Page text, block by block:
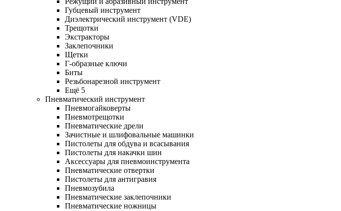
Губцевый инструмент
Диэлектрический инструмент (VDE)
Трещотки
Экстракторы
Заклепочники
Щетки
Г-образные ключи
Биты
Резьбонарезной инструмент
Ещё 5
Пневматический инструмент
Пневмогайковерты
Пневмотрещотки
Пневматические дрели
Зачистные и шлифовальные машинки
Пистолеты для обдува и всасывания
Пистолеты для накачки шин
Аксессуары для пневмоинструмента
Пневматические отвертки
Пистолеты для антигравия
Пневмозубила
Пневматические заклепочники
Пневматические ножницы